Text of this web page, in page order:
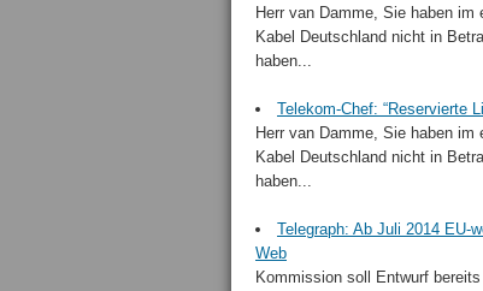
Herr van Damme, Sie haben
Kabel Deutschland nicht in
haben...
Telekom-Chef: “Reservierte
Herr van Damme, Sie haben
Kabel Deutschland nicht in
haben...
Telegraph: Ab Juli 2014 EU-
Web
Kommission soll Entwurf